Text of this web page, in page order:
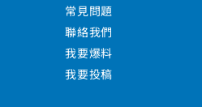
常見問題
聯絡我們
我要爆料
我要投稿